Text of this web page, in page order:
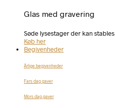
Glas med gravering
Søde lysestager der kan stables
Køb her
Begivenheder
Årlige begivenheder
Fars dag gaver
Mors dag gaver